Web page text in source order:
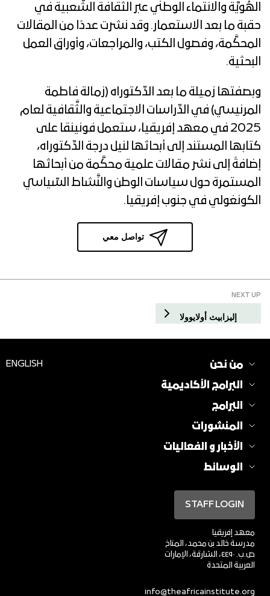
الهُويِّة والانتماء الوطني عبر الثَّقافة الشَّعبية في
حقبة ما بعد الاستعمار. وقد نشرت عددًا من المقالات
المحكَّمة، وفصول الكتب، والمراجعات، وأوراق العمل
البحثية.
وبصفتها زميلة ما بعد الدِّكتوراه (زمالة فاطمة
المرنيسي) في الدِّراسات الاجتماعية والثَّقافية لعام
2025 في معهد إفريقيا، ستعمل فونينقا على
كتابها المستند إلى أبحاثها لنيل درجة الدِّكتوراه،
إضافةً إلى نشر مقالات علمية محكَّمة من أبحاثها
المستمرة حول سياسات الوطن والنَّشاط السِّياسي
الكونغولي في جنوب إفريقيا.
تواصل معي
NEXT UP
إليزابيث أولايوولا
من نحن
البرامج الأكاديمية
البرامج
المنشورات
الأخبار و الفعاليات
الوسائط
معهد إفريقيا
مدرسة خالد بن محمد، المناخ
ص.ب. ٤٤٩٠، الشارقة، الإمارات
العربية المتحدة
info@theafricainstitute.org
STAFF LOGIN
ENGLISH